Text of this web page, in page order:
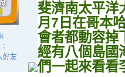
好友
斐濟南太平洋
月7日在哥本
會者都動容掉
經有八個島國
們一起來看看